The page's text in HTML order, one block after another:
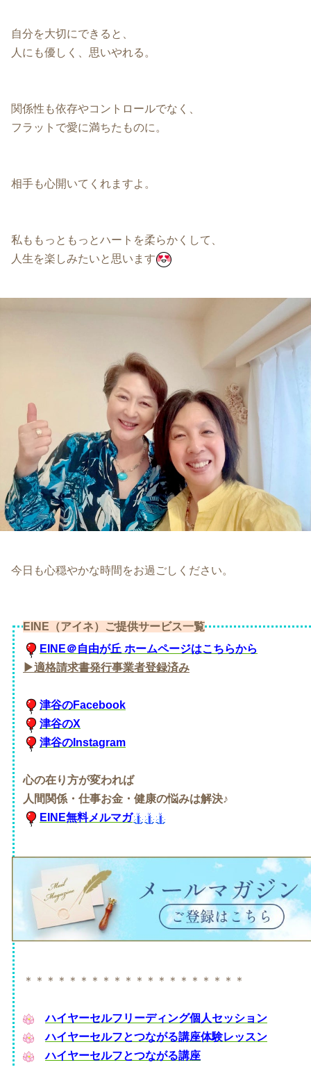
自分を大切にできると、
人にも優しく、思いやれる。
関係性も依存やコントロールでなく、
フラットで愛に満ちたものに。
相手も心開いてくれますよ。
私ももっともっとハートを柔らかくして、
人生を楽しみたいと思います
今日も心穏やかな時間をお過ごしください。
EINE（アイネ）ご提供サービス一覧
EINE＠自由が丘 ホームページはこちらから
▶適格請求書発行事業者登録済み
津谷のFacebook
津谷のX
津谷のInstagram
心の在り方が変われば
人間関係・仕事お金・健康の悩みは解決♪
EINE無料メルマガ
＊＊＊＊＊＊＊＊＊＊＊＊＊＊＊＊＊＊＊＊
ハイヤーセルフリーディング個人セッション
ハイヤーセルフとつながる講座体験レッスン
ハイヤーセルフとつながる講座